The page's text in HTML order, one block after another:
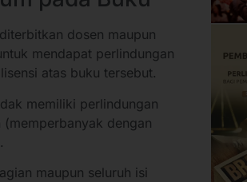
dosen maupun
mendapat perlindungan
atas buku tersebut.
memiliki perlindungan
dengan
maupun seluruh isi